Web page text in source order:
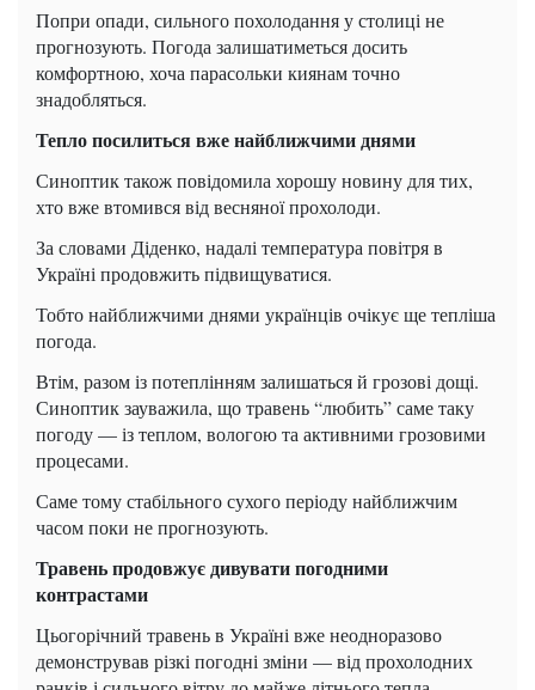
Попри опади, сильного похолодання у столиці не
прогнозують. Погода залишатиметься досить
комфортною, хоча парасольки киянам точно
знадобляться.
Тепло посилиться вже найближчими днями
Синоптик також повідомила хорошу новину для тих,
хто вже втомився від весняної прохолоди.
За словами Діденко, надалі температура повітря в
Україні продовжить підвищуватися.
Тобто найближчими днями українців очікує ще тепліша
погода.
Втім, разом із потеплінням залишаться й грозові дощі.
Синоптик зауважила, що травень “любить” саме таку
погоду — із теплом, вологою та активними грозовими
процесами.
Саме тому стабільного сухого періоду найближчим
часом поки не прогнозують.
Травень продовжує дивувати погодними
контрастами
Цьогорічний травень в Україні вже неодноразово
демонстрував різкі погодні зміни — від прохолодних